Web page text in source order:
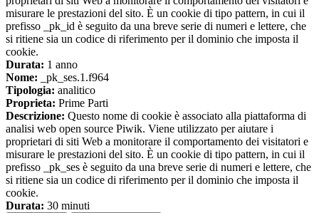
misurare le prestazioni del sito. È un cookie di tipo pattern, in cui il
prefisso _pk_id è seguito da una breve serie di numeri e lettere, che
si ritiene sia un codice di riferimento per il dominio che imposta il
cookie.
Durata: 1 anno
Nome: _pk_ses.1.f964
Tipologia: analitico
Proprieta: Prime Parti
Descrizione: Questo nome di cookie è associato alla piattaforma di
analisi web open source Piwik. Viene utilizzato per aiutare i
proprietari di siti Web a monitorare il comportamento dei visitatori e
misurare le prestazioni del sito. È un cookie di tipo pattern, in cui il
prefisso _pk_ses è seguito da una breve serie di numeri e lettere, che
si ritiene sia un codice di riferimento per il dominio che imposta il
cookie.
Durata: 30 minuti